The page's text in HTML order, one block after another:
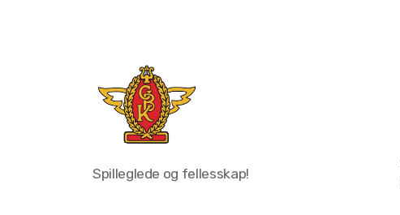
Spilleglede og fellesskap!